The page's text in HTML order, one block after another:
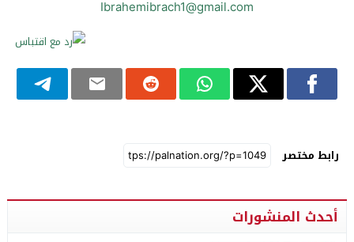
Ibrahemibrach1@gmail.com
رابط مختصر
أحدث المنشورات